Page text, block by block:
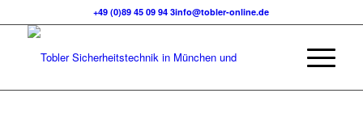
+49 (0)89 45 09 94 3info@tobler-online.de